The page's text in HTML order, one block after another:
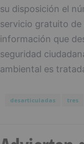
su disposición el
servicio gratuito
información que
seguridad
ambiental es
desarticuladas tres